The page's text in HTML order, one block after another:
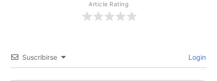
Article Rating
Suscribirse Login